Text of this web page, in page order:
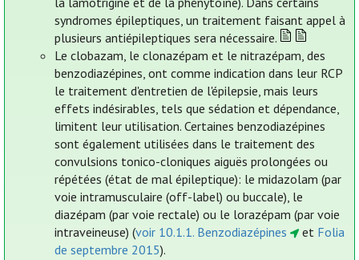
syndromes épileptiques, un traitement faisant appel à
plusieurs antiépileptiques sera nécessaire.
Le clobazam, le clonazépam et le nitrazépam, des
benzodiazépines, ont comme indication dans leur RCP
le traitement d'entretien de l'épilepsie, mais leurs
effets indésirables, tels que sédation et dépendance,
limitent leur utilisation. Certaines benzodiazépines
sont également utilisées dans le traitement des
convulsions tonico-cloniques aiguës prolongées ou
répétées (état de mal épileptique): le midazolam (par
voie intramusculaire (off-label) ou buccale), le
diazépam (par voie rectale) ou le lorazépam (par voie
intraveineuse) (voir 10.1.1. Benzodiazépines et Folia
de septembre 2015).